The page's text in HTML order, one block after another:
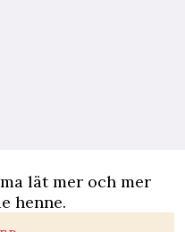
lät mer och mer
henne.